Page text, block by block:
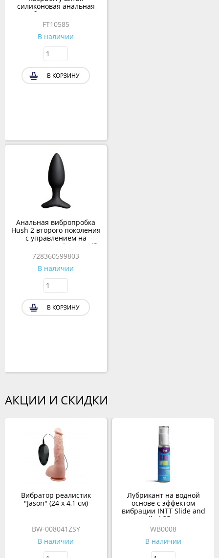
силиконовая анальная
пробка для ношения,
10.5х3.9 см
FT10585
В наличии
В КОРЗИНУ
Анальная вибропробка
Hush 2 второго поколения
с управлением на
расстоянии от Lovense (S:
38*100 мм.)
728360599803
В наличии
В КОРЗИНУ
АКЦИИ И СКИДКИ
Вибратор реалистик
"Jason" (24 х 4,1 см)
BW-008041ZSY
В наличии
Лубрикант на водной
основе с эффектом
вибрации INTT Slide and
vibe! 35 мл
WB0008
В наличии